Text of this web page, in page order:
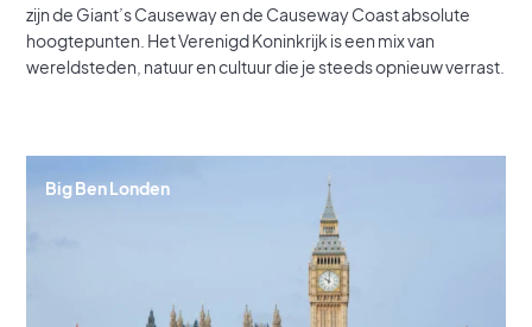
zijn de Giant’s Causeway en de Causeway Coast absolute
hoogtepunten. Het Verenigd Koninkrijk is een mix van
wereldsteden, natuur en cultuur die je steeds opnieuw verrast.
Big Ben Londen